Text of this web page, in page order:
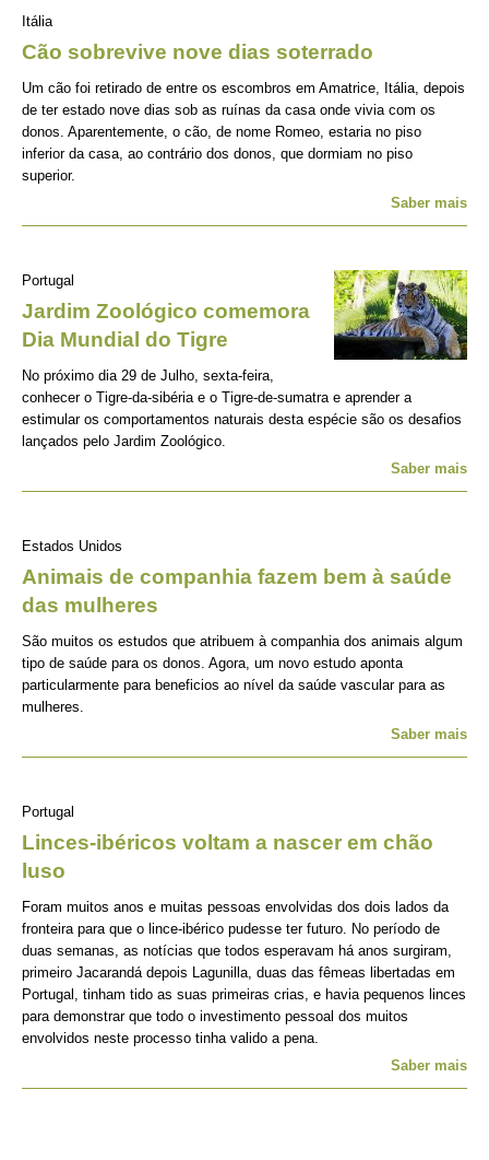
Itália
Cão sobrevive nove dias soterrado
Um cão foi retirado de entre os escombros em Amatrice, Itália, depois
de ter estado nove dias sob as ruínas da casa onde vivia com os
donos. Aparentemente, o cão, de nome Romeo, estaria no piso
inferior da casa, ao contrário dos donos, que dormiam no piso
superior.
Saber mais
Portugal
Jardim Zoológico comemora
Dia Mundial do Tigre
No próximo dia 29 de Julho, sexta-feira,
conhecer o Tigre-da-sibéria e o Tigre-de-sumatra e aprender a
estimular os comportamentos naturais desta espécie são os desafios
lançados pelo Jardim Zoológico.
Saber mais
Estados Unidos
Animais de companhia fazem bem à saúde
das mulheres
São muitos os estudos que atribuem à companhia dos animais algum
tipo de saúde para os donos. Agora, um novo estudo aponta
particularmente para beneficios ao nível da saúde vascular para as
mulheres.
Saber mais
Portugal
Linces-ibéricos voltam a nascer em chão
luso
Foram muitos anos e muitas pessoas envolvidas dos dois lados da
fronteira para que o lince-ibérico pudesse ter futuro. No período de
duas semanas, as notícias que todos esperavam há anos surgiram,
primeiro Jacarandá depois Lagunilla, duas das fêmeas libertadas em
Portugal, tinham tido as suas primeiras crias, e havia pequenos linces
para demonstrar que todo o investimento pessoal dos muitos
envolvidos neste processo tinha valido a pena.
Saber mais